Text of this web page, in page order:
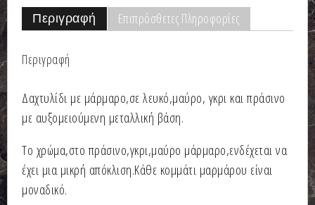
Περιγραφή Επιπρόσθετες Πληροφορίες
Περιγραφή
Δαχτυλίδι με μάρμαρο,σε λευκό,μαύρο, γκρι και πράσινο
με αυξομειούμενη μεταλλική βάση.
Το χρώμα,στο πράσινο,γκρι,μαύρο μάρμαρο,ενδέχεται να
έχει μια μικρή απόκλιση.Κάθε κομμάτι μαρμάρου είναι
μοναδικό.